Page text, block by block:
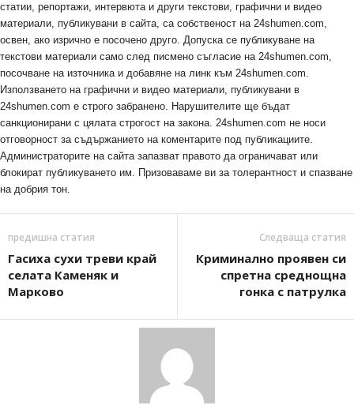
статии, репортажи, интервюта и други текстови, графични и видео
материали, публикувани в сайта, са собственост на 24shumen.com,
освен, ако изрично е посочено друго. Допуска се публикуване на
текстови материали само след писмено съгласие на 24shumen.com,
посочване на източника и добавяне на линк към 24shumen.com.
Използването на графични и видео материали, публикувани в
24shumen.com е строго забранено. Нарушителите ще бъдат
санкционирани с цялата строгост на закона. 24shumen.com не носи
отговорност за съдържанието на коментарите под публикациите.
Администраторите на сайта запазват правото да ограничават или
блокират публикуването им. Призоваваме ви за толерантност и спазване
на добрия тон.
предишна статия
Гасиха сухи треви край
селата Каменяк и
Марково
Следваща статия
Криминално проявен си
спретна среднощна
гонка с патрулка